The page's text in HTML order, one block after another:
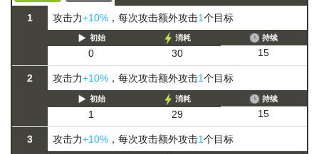
1 攻击力+10% ，每次攻击额外攻击1个目标
初始
0
消耗
30
持续
15
2 攻击力+10% ，每次攻击额外攻击1个目标
初始
1
消耗
29
持续
15
3 攻击力+10% ，每次攻击额外攻击1个目标